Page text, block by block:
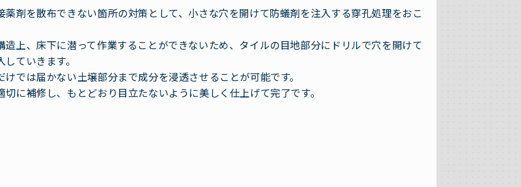
薬剤を散布できない箇所の対策として、小さな穴を開けて防蟻剤を注入する穿孔処理をおこ
造上、床下に潜って作業することができないため、タイルの目地部分にドリルで穴を開けて
ていきます。
けでは届かない土壌部分まで成分を浸透させることが可能です。
切に補修し、もとどおり目立たないように美しく仕上げて完了です。